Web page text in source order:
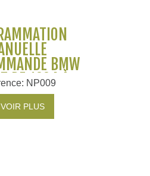
BMW
DE 1994 À
2001
NP009
VOIR PLUS